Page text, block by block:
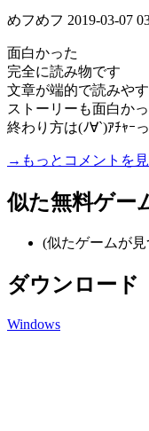
めフめフ 2019-03-07
面白かった
完全に読み物です
文章が端的で読みや
ストーリーも面白か
終わり方は(ﾉ∀`)ｱﾁｬｰ
→もっとコメントを
似た無料ゲー
(似たゲームが
ダウンロード
Windows